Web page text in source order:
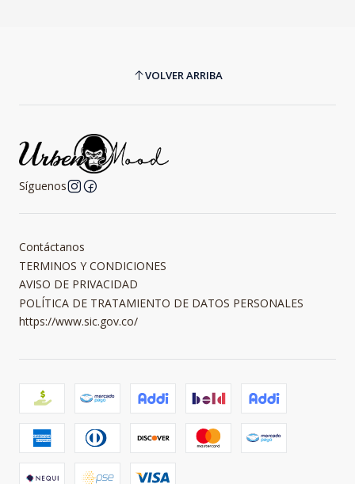
VOLVER ARRIBA
Síguenos
Contáctanos
TERMINOS Y CONDICIONES
AVISO DE PRIVACIDAD
POLÍTICA DE TRATAMIENTO DE DATOS PERSONALES
https://www.sic.gov.co/